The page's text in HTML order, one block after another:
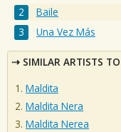
Baile
Una Vez Más
SIMILAR ARTISTS TO
Maldita
Maldita Nera
Maldita Nerea